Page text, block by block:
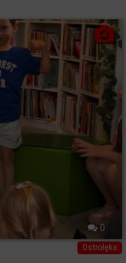
0
Ostrołęka